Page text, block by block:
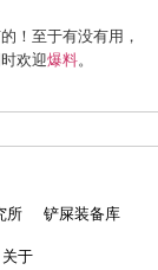
！至于有没有用，
欢迎爆料。
所 铲屎装备库
关于